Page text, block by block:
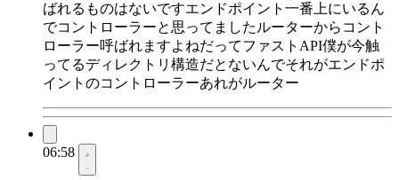
ばれるものはないですエンドポイント一番上にいるん
でコントローラーと思ってましたルーターからコント
ローラー呼ばれますよねだってファストAPI僕が今触
ってるディレクトリ構造だとないんでそれがエンドポ
イントのコントローラーあれがルーター
06:58